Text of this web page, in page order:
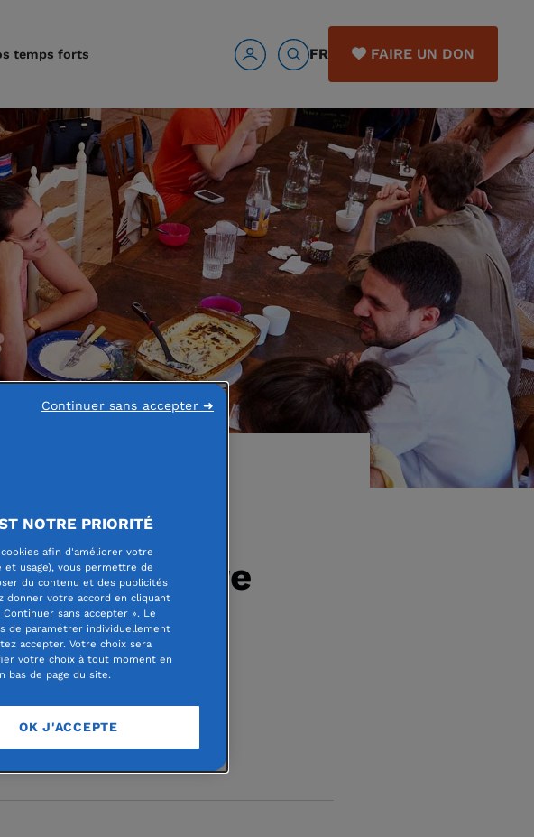
temps forts FR FAIRE UN DON
contre
NOTRE PRIORITÉ
afin d'améliorer votre
usage), vous permettre de
du contenu et des publicités
donner votre accord en cliquant
sans accepter ». Le
de paramétrer individuellement
accepter. Votre choix sera
votre choix à tout moment en
bas de page du site.
OK J'ACCEPTE
Continuer sans accepter ➜